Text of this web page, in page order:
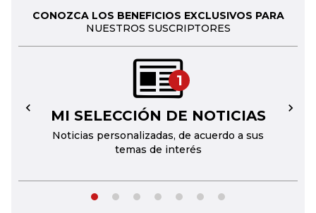
CONOZCA LOS BENEFICIOS EXCLUSIVOS PARA
NUESTROS SUSCRIPTORES
1
MI SELECCIÓN DE NOTICIAS
Noticias personalizadas, de acuerdo a sus
temas de interés
← →